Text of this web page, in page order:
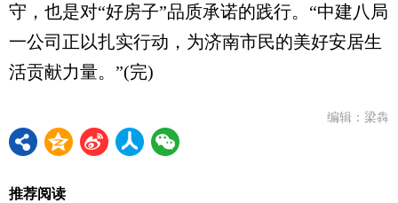
守，也是对“好房子”品质承诺的践行。“中建八局
一公司正以扎实行动，为济南市民的美好安居生
活贡献力量。”(完)
编辑：梁犇
推荐阅读